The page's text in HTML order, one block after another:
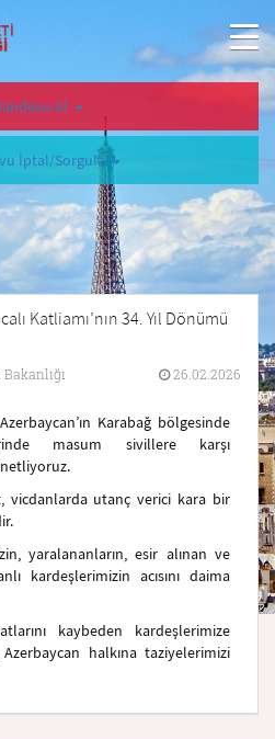
Al
İptal/Sorgula
Katliamı’nın 34. Yıl Dönümü
26.02.2026
Karabağ bölgesinde
masum sivillere karşı
vicdanlarda utanç verici kara bir
yaralananların, esir alınan ve
kardeşlerimizin acısını daima
kaybeden kardeşlerimize
halkına taziyelerimizi